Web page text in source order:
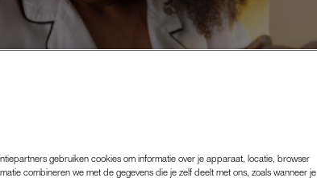
gebruiken cookies om informatie over je apparaat, locatie, browser
combineren we met de gegevens die je zelf deelt met ons, zoals wanneer je